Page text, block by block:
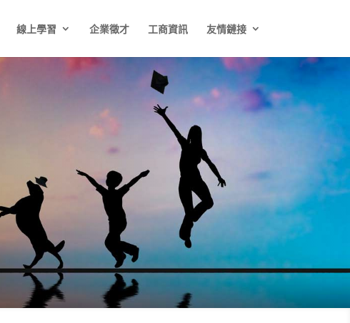
線上學習 企業徵才 工商資訊 友情鏈接